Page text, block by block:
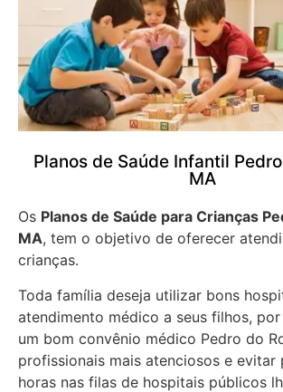
Planos de Saúde Infantil
MA
Os Planos de Saúde para Crianças
MA, tem o objetivo de oferecer
crianças.
Toda família deseja utilizar bons
atendimento médico a seus filhos,
um bom convênio médico Pedro do
profissionais mais atenciosos e evitar
horas nas filas de hospitais públicos